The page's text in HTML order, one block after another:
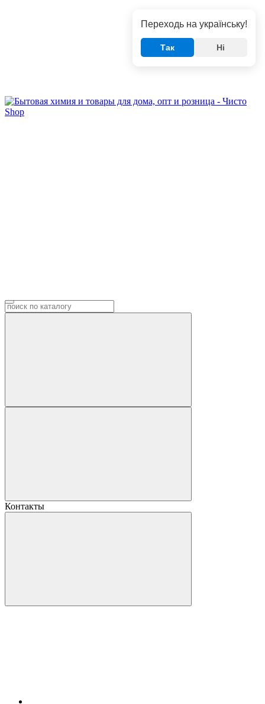
Контакты
Переходь на українську!
Так Ні